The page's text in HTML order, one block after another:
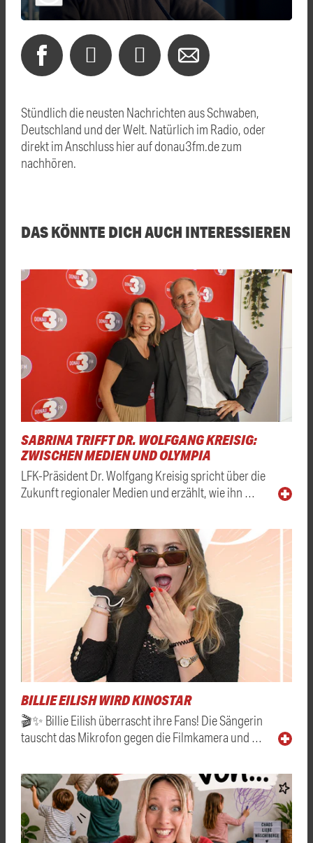
Stündlich die neusten Nachrichten aus Schwaben,
Deutschland und der Welt. Natürlich im Radio, oder
direkt im Anschluss hier auf donau3fm.de zum
nachhören.
DAS KÖNNTE DICH AUCH INTERESSIEREN
SABRINA TRIFFT DR. WOLFGANG KREISIG:
ZWISCHEN MEDIEN UND OLYMPIA
LFK-Präsident Dr. Wolfgang Kreisig spricht über die
Zukunft regionaler Medien und erzählt, wie ihn …
BILLIE EILISH WIRD KINOSTAR
🎬✨ Billie Eilish überrascht ihre Fans! Die Sängerin
tauscht das Mikrofon gegen die Filmkamera und …